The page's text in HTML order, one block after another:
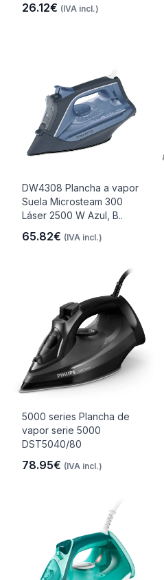
26.12€ (IVA incl.)
DW4308 Plancha a vapor
Suela Microsteam 300
Láser 2500 W Azul, B..
65.82€ (IVA incl.)
5000 series Plancha de
vapor serie 5000
DST5040/80
78.95€ (IVA incl.)